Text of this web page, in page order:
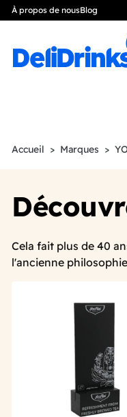
À propos de nousBlog
Accueil Marques
Cela fait plus de 40
l'ancienne